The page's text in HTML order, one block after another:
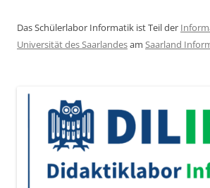
Das Schülerlabor Informatik ist Teil der
Universität des Saarlandesam Saarland